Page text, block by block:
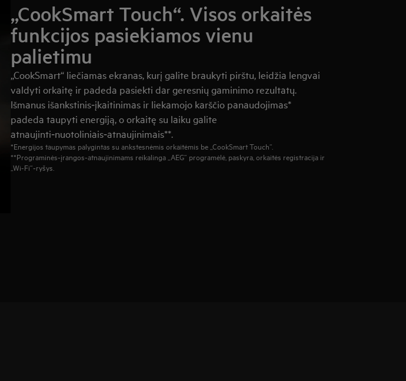
„CookSmart Touch“. Visos orkaitės
funkcijos pasiekiamos vienu
palietimu
„CookSmart“ liečiamas ekranas, kurį galite braukyti pirštu, leidžia lengvai
valdyti orkaitę ir padeda pasiekti dar geresnių gaminimo rezultatų.
Išmanus išankstinis‑įkaitinimas ir liekamojo karščio panaudojimas*
padeda taupyti energiją, o orkaitę su laiku galite
atnaujinti‑nuotoliniais‑atnaujinimais**.
*Energijos taupymas palygintas su ankstesnėmis orkaitėmis be „CookSmart Touch“.
**Programinės‑įrangos‑atnaujinimams reikalinga „AEG“ programėlė, paskyra, orkaitės registracija ir
„Wi-Fi“‑ryšys.